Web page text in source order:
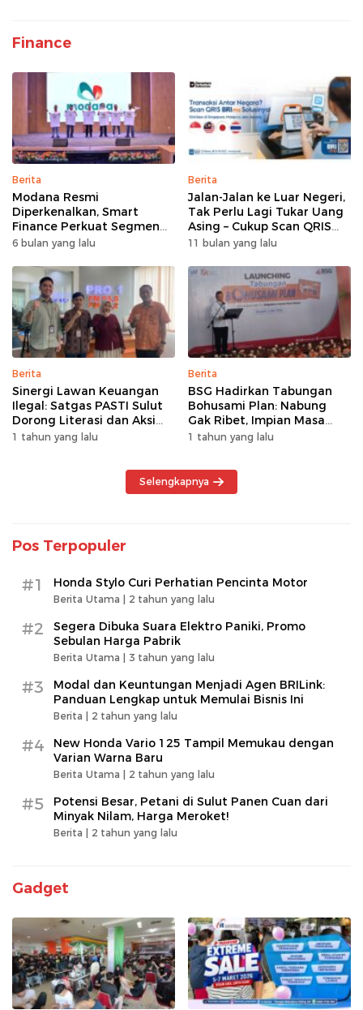
Finance
Berita
Modana Resmi
Diperkenalkan, Smart
Finance Perkuat Segmen
Pembiayaan Multiguna
6 bulan yang lalu
Berita
Jalan-Jalan ke Luar Negeri,
Tak Perlu Lagi Tukar Uang
Asing – Cukup Scan QRIS
Pakai BRImo
11 bulan yang lalu
Berita
Sinergi Lawan Keuangan
Ilegal: Satgas PASTI Sulut
Dorong Literasi dan Aksi
Kolektif Masyarakat
1 tahun yang lalu
Berita
BSG Hadirkan Tabungan
Bohusami Plan: Nabung
Gak Ribet, Impian Masa
Depan Makin Dekat!
1 tahun yang lalu
Selengkapnya
Pos Terpopuler
#1 Honda Stylo Curi Perhatian Pencinta Motor
Berita Utama | 2 tahun yang lalu
#2
Segera Dibuka Suara Elektro Paniki, Promo
Sebulan Harga Pabrik
Berita Utama | 3 tahun yang lalu
#3
Modal dan Keuntungan Menjadi Agen BRILink:
Panduan Lengkap untuk Memulai Bisnis Ini
Berita | 2 tahun yang lalu
#4
New Honda Vario 125 Tampil Memukau dengan
Varian Warna Baru
Berita Utama | 2 tahun yang lalu
#5
Potensi Besar, Petani di Sulut Panen Cuan dari
Minyak Nilam, Harga Meroket!
Berita | 2 tahun yang lalu
Gadget